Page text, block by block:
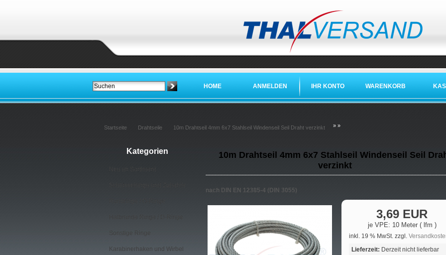
HOME ANMELDEN IHR KONTO WARENKORB
Startseite »
Drahtseile »
10m Drahtseil 4mm 6x7 Stahlseil Windenseil Seil Draht verzinkt
Kategorien
Neu im Sortiment
Schlüsselringe und Zubehör
Rundringe / O-Ringe
Halbrunde Ringe / D-Ringe
Sonstige Ringe
Karabinerhaken und Wirbel
10m Drahtseil 4mm 6x7 Stahlseil Windenseil Seil
verzinkt
nach DIN EN 12385-4 (DIN 3055)
3,69 EUR
je VPE: 10 Meter ( lfm )
inkl. 19 % MwSt. zzgl.
Lieferzeit: Derzeit nicht lieferbar